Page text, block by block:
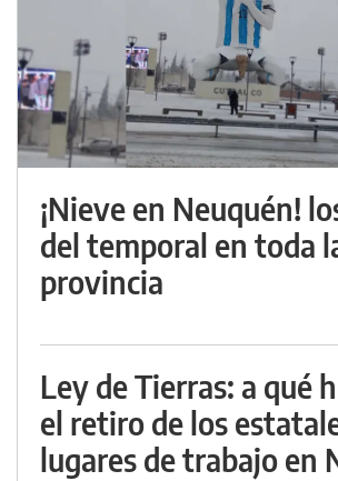
¡Nieve en Neuquén!
del temporal en toda
provincia
Ley de Tierras: a qué
el retiro de los
lugares de trabajo en